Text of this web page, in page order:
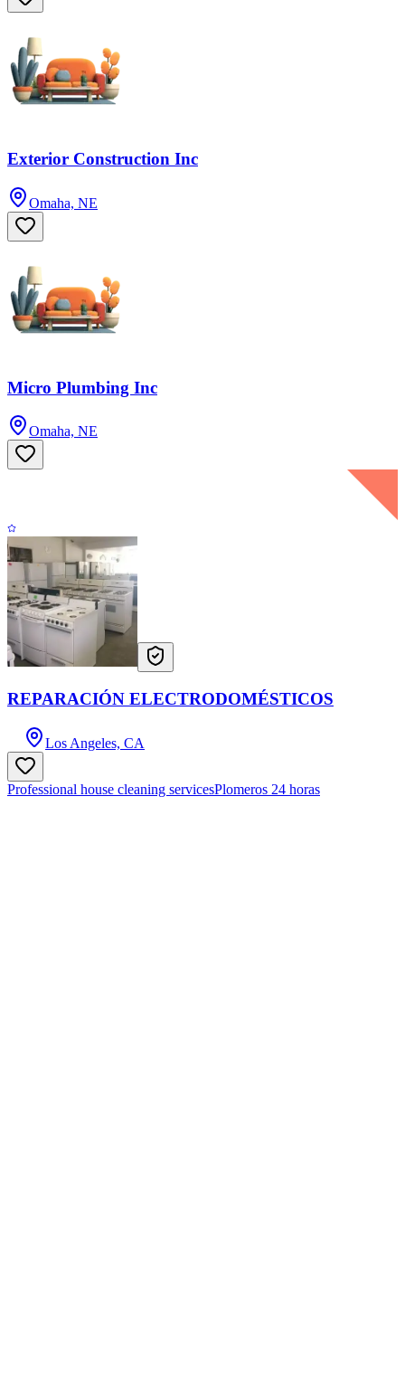
Exterior Construction Inc
Omaha, NE
Micro Plumbing Inc
Omaha, NE
REPARACIÓN ELECTRODOMÉSTICOS
Los Angeles, CA
Professional house cleaning servicesPlomeros 24 horas